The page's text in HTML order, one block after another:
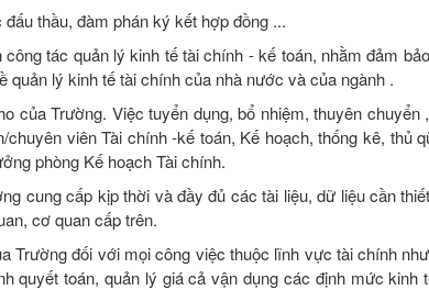
thầu, đàm phán ký kết hợp đồng ...
tác quản lý kinh tế tài chính - kế toán, nhằm đảm
lý kinh tế tài chính của nhà nước và của ngành .
của Trường. Việc tuyển dụng, bổ nhiệm, thuyên chuyển
viên Tài chính -kế toán, Kế hoạch, thống kê, thủ
phòng Kế hoạch Tài chính.
cung cấp kịp thời và đầy đủ các tài liệu, dữ liệu cần
cơ quan cấp trên.
đối với mọi công việc thuộc lĩnh vực tài chính
quyết toán, quản lý giá cả vận dụng các định mức kinh